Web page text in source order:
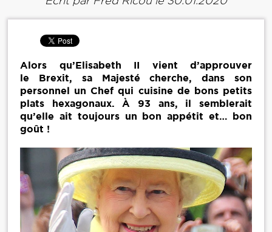
Alors qu’Elisabeth II vient d’approuver
le Brexit, sa Majesté cherche, dans son
personnel un Chef qui cuisine de bons petits
plats hexagonaux. À 93 ans, il semblerait
qu’elle ait toujours un bon appétit et… bon
goût !